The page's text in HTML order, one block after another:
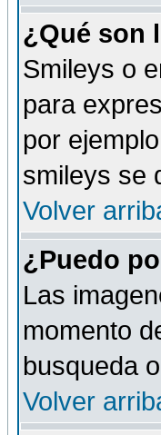
¿Qué son
Smileys o
para
por
smileys se
Volver
¿Puedo
Las
momento
busqueda
Volver